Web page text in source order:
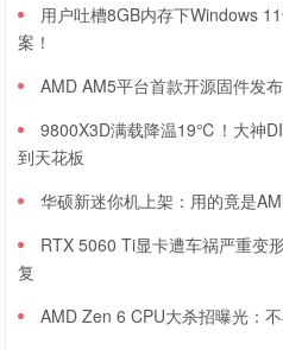
用户吐槽8GB内存下Windows
案！
AMD AM5平台首款开源固件发
9800X3D满载降温19℃！大神
到天花板
华硕新迷你机上架：用的竟是
RTX 5060 Ti显卡遭车祸严重变
复
AMD Zen 6 CPU大杀招曝光：